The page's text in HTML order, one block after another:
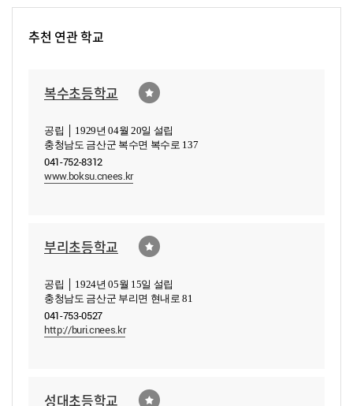
추천 연관 학교
복수초등학교
공립 │ 1929년 04월 20일 설립
충청남도 금산군 복수면 복수로 137
041-752-8312
www.boksu.cnees.kr
부리초등학교
공립 │ 1924년 05월 15일 설립
충청남도 금산군 부리면 현내로 81
041-753-0527
http://buri.cnees.kr
성대초등학교